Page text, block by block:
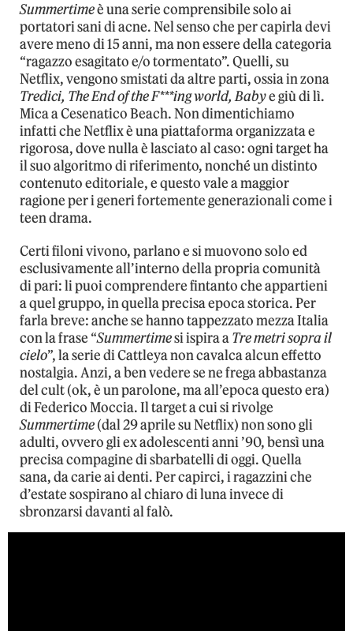
Summertimeè una serie comprensibile solo ai
portatori sani di acne. Nel senso che per capirla devi
avere meno di 15 anni, ma non essere della categoria
“ragazzo esagitato e/o tormentato”. Quelli, su
Netflix, vengono smistati da altre parti, ossia in zona
Tredici, The End of the F***ing world, Babye giù di lì.
Mica a Cesenatico Beach. Non dimentichiamo
infatti che Netflix è una piattaforma organizzata e
rigorosa, dove nulla è lasciato al caso: ogni target ha
il suo algoritmo di riferimento, nonché un distinto
contenuto editoriale, e questo vale a maggior
ragione per i generi fortemente generazionali come i
teen drama.
Certi filoni vivono, parlano e si muovono solo ed
esclusivamente all’interno della propria comunità
di pari: li puoi comprendere fintanto che appartieni
a quel gruppo, in quella precisa epoca storica. Per
farla breve: anche se hanno tappezzato mezza Italia
con la frase “Summertimesi ispira aTre metri sopra il
cielo”, la serie di Cattleya non cavalca alcun effetto
nostalgia. Anzi, a ben vedere se ne frega abbastanza
del cult (ok, è un parolone, ma all’epoca questo era)
di Federico Moccia. Il target a cui si rivolge
Summertime(dal 29 aprile su Netflix) non sono gli
adulti, ovvero gli ex adolescenti anni ’90, bensì una
precisa compagine di sbarbatelli di oggi. Quella
sana, da carie ai denti. Per capirci, i ragazzini che
d’estate sospirano al chiaro di luna invece di
sbronzarsi davanti al falò.